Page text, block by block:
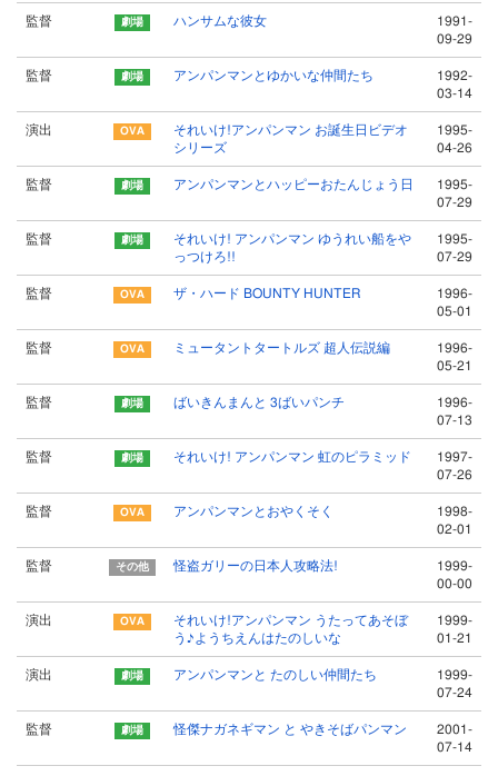
監督 ハンサムな彼女
1991-
09-29
監督 アンパンマンとゆかいな仲間たち
1992-
03-14
演出
それいけ!アンパンマン お誕生日ビデオ
シリーズ
1995-
04-26
監督 アンパンマンとハッピーおたんじょう日
1995-
07-29
監督
それいけ! アンパンマン ゆうれい船をや
っつけろ!!
1995-
07-29
監督 ザ・ハード BOUNTY HUNTER
1996-
05-01
監督 ミュータントタートルズ 超人伝説編
1996-
05-21
監督 ばいきんまんと 3ばいパンチ
1996-
07-13
監督 それいけ! アンパンマン 虹のピラミッド
1997-
07-26
監督 アンパンマンとおやくそく
1998-
02-01
監督 怪盗ガリーの日本人攻略法!
1999-
00-00
演出
それいけ!アンパンマン うたってあそぼ
う♪ようちえんはたのしいな
1999-
01-21
演出 アンパンマンと たのしい仲間たち
1999-
07-24
監督 怪傑ナガネギマン と やきそばパンマン
2001-
07-14